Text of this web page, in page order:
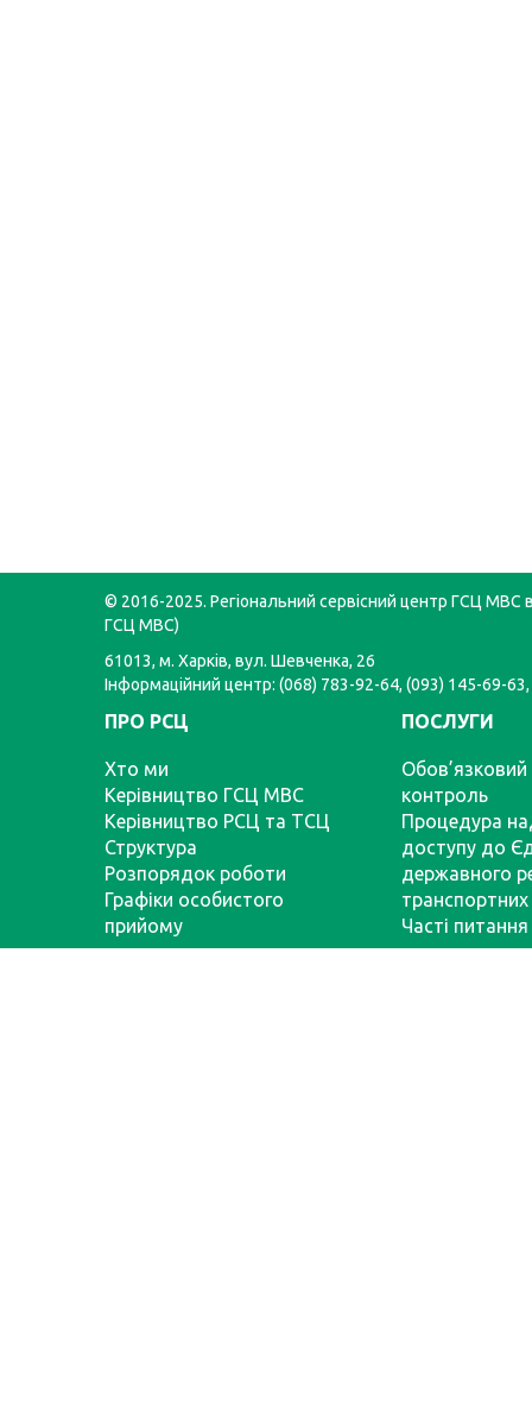
© 2016-2025. Регіональний сервісний центр ГСЦ МВС в
ГСЦ МВС)
61013, м. Харків, вул. Шевченка, 26
Інформаційний центр: (068) 783-92-64, (093) 145-69-
ПРО РСЦ
Хто ми
Керівництво ГСЦ МВС
Керівництво РСЦ та ТСЦ
Структура
Розпорядок роботи
Графіки особистого
прийому
ПОСЛУГИ
Обов’язковий
контроль
Процедура
доступу до
державного
транспортних
Часті питання